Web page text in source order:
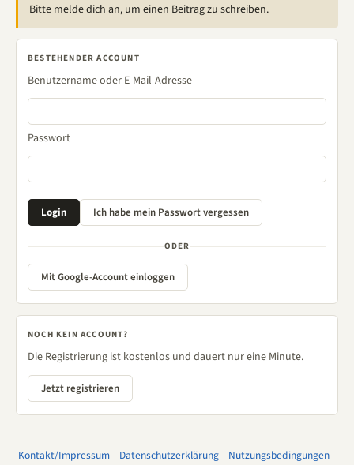
Bitte melde dich an, um einen Beitrag zu schreiben.
BESTEHENDER ACCOUNT
Benutzername oder E-Mail-Adresse
Passwort
ODER
Mit Google-Account einloggen
NOCH KEIN ACCOUNT?
Die Registrierung ist kostenlos und dauert nur eine Minute.
Jetzt registrieren
Kontakt/Impressum– Datenschutzerklärung– Nutzungsbedingungen–